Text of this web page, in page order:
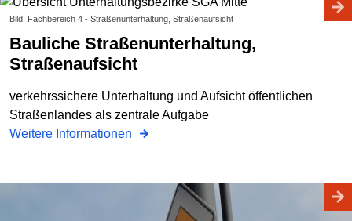
Bild: Fachbereich 4 - Straßenunterhaltung, Straßenaufsicht
Bauliche Straßenunterhaltung,
Straßenaufsicht
verkehrssichere Unterhaltung und Aufsicht öffentlichen
Straßenlandes als zentrale Aufgabe
Weitere Informationen